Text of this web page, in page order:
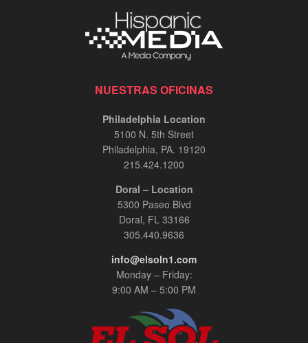
NUESTRAS OFICINAS
Philadelphia Location
5100 N. 5th Street
Philadelphia, PA. 19120
215.424.1200
Doral – Location
5300 Paseo Blvd
Doral, FL 33166
305.440.9636
info@elsoln1.com
Monday – Friday:
9:00 AM – 5:00 PM